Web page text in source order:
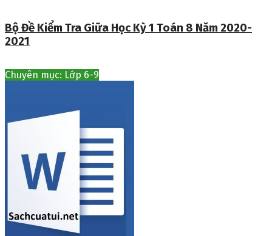
Bộ Đề Kiểm Tra Giữa Học Kỳ 1 Toán 8 Năm 2020-
2021
Chuyên mục: Lớp 6-9